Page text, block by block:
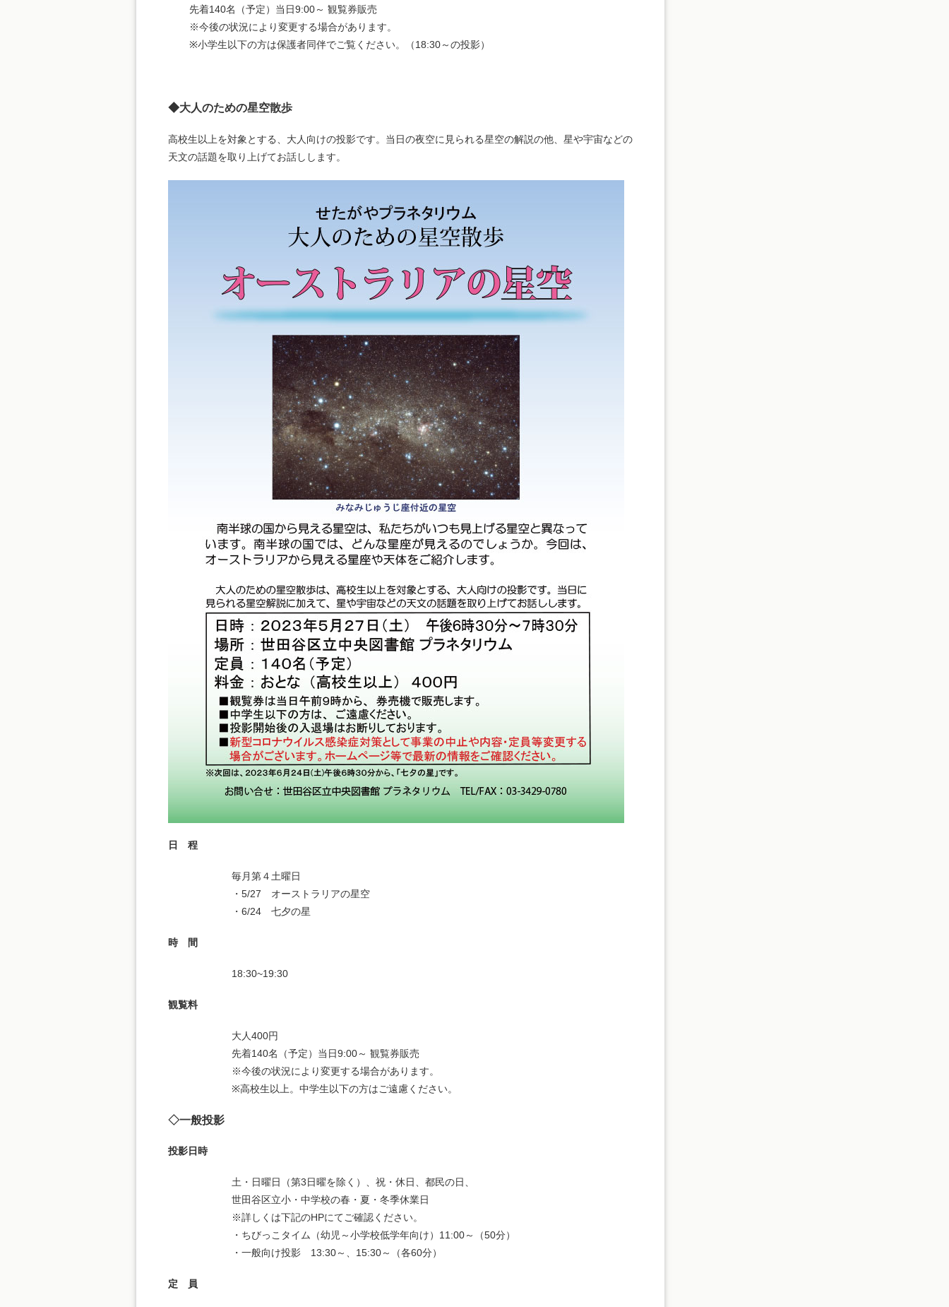
先着140名（予定）当日9:00～ 観覧券販売
※今後の状況により変更する場合があります。
※小学生以下の方は保護者同伴でご覧ください。（18:30～の投影）
◆大人のための星空散歩
高校生以上を対象とする、大人向けの投影です。当日の夜空に見られる星空の解説の他、星や宇宙などの
天文の話題を取り上げてお話しします。
日 程
毎月第４土曜日
・5/27 オーストラリアの星空
・6/24 七夕の星
時 間
18:30~19:30
観覧料
大人400円
先着140名（予定）当日9:00～ 観覧券販売
※今後の状況により変更する場合があります。
※高校生以上。中学生以下の方はご遠慮ください。
◇一般投影
投影日時
土・日曜日（第3日曜を除く）、祝・休日、都民の日、
世田谷区立小・中学校の春・夏・冬季休業日
※詳しくは下記のHPにてご確認ください。
・ちびっこタイム（幼児～小学校低学年向け）11:00～（50分）
・一般向け投影 13:30～、15:30～（各60分）
定 員